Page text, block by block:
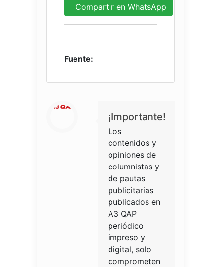
Compartir en WhatsApp
Fuente:
¡Importante!
Los
contenidos y
opiniones de
columnistas y
de pautas
publicitarias
publicados en
A3 QAP
periódico
impreso y
digital, solo
comprometen